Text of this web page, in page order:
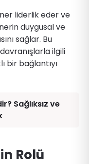
liderlik eder ve
duygusal ve
sağlar. Bu
ilgili
bir bağlantıyı
Sağlıksız ve
Rolü